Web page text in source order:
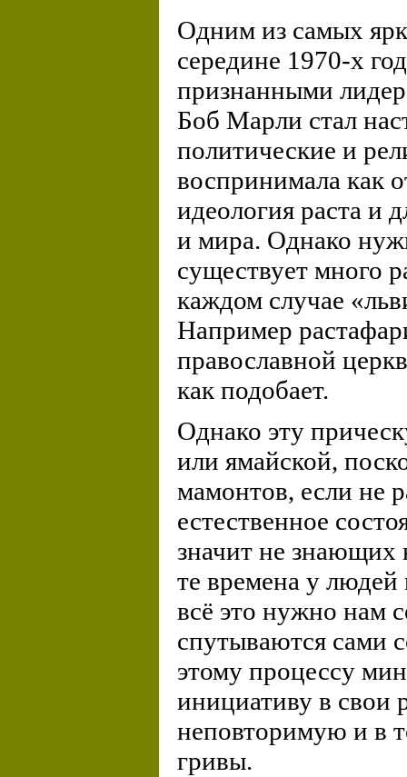
Одним из самых
середине 1970-х
признанными
Боб Марли стал
политические и
воспринимала как
идеология раста и
и мира. Однако
существует много
каждом случае
Например
православной
как подобает.
Однако эту
или ямайской,
мамонтов, если не
естественное
значит не
те времена у людей
всё это нужно нам
спутываются сами
этому процессу
инициативу в
неповторимую и в
гривы.